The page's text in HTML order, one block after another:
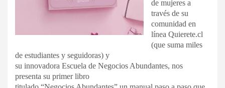
de mujeres a
través de su
comunidad en
línea Quierete.cl
(que suma miles
de estudiantes y seguidoras) y
su innovadora Escuela de Negocios Abundantes, nos
presenta su primer libro